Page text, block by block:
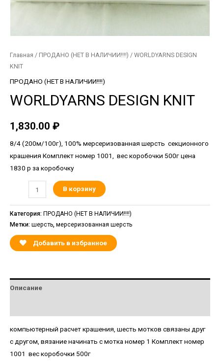
Главная / ПРОДАНО (НЕТ В НАЛИЧИИ!!!!) / WORLDYARNS DESIGN
KNIT
ПРОДАНО (НЕТ В НАЛИЧИИ!!!!)
WORLDYARNS DESIGN KNIT
1,830.00 ₽
8/4 (200м/100г), 100% мерсеризованная шерсть секционного
крашения Комплект номер 1001, вес коробочки 500г цена
1830 р за коробочку
В корзину
Категория: ПРОДАНО (НЕТ В НАЛИЧИИ!!!!)
Метки: шерсть, мерсеризованная шерсть
Добавить в избранное
Описание
компьютерный расчет крашения, шесть мотков связаны друг
с другом, вязание начинать с мотка номер 1 Комплект номер
1001 вес коробочки 500г